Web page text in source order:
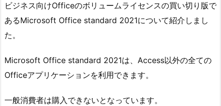
ビジネス向けOfficeのボリュームライセンスの買い切り版で
あるMicrosoft Office standard 2021について紹介しまし
た。
Microsoft Office standard 2021は、Access以外の全ての
Officeアプリケーションを利用できます。
一般消費者は購入できないとなっています。